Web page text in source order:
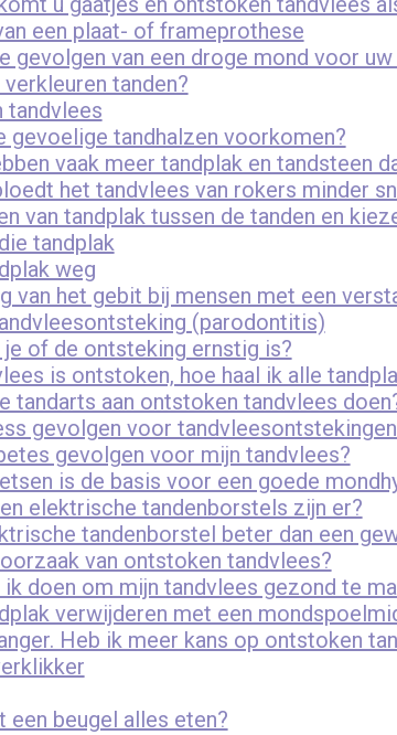
een plaat- of frameprothese
gevolgen van een droge mond voor
tanden?
tandvlees
gevoelige tandhalzen voorkomen?
vaak meer tandplak en tandsteen
het tandvlees van rokers minder
van tandplak tussen de tanden en
tandplak
weg
van het gebit bij mensen met een
(parodontitis)
of de ontsteking ernstig is?
is ontstoken, hoe haal ik alle
tandarts aan ontstoken tandvlees
gevolgen voor
gevolgen voor mijn tandvlees?
is de basis voor een goede
elektrische tandenborstels zijn er?
tandenborstel beter dan een
van ontstoken tandvlees?
doen om mijn tandvlees gezond te
verwijderen met een
Heb ik meer kans op ontstoken
een beugel alles eten?